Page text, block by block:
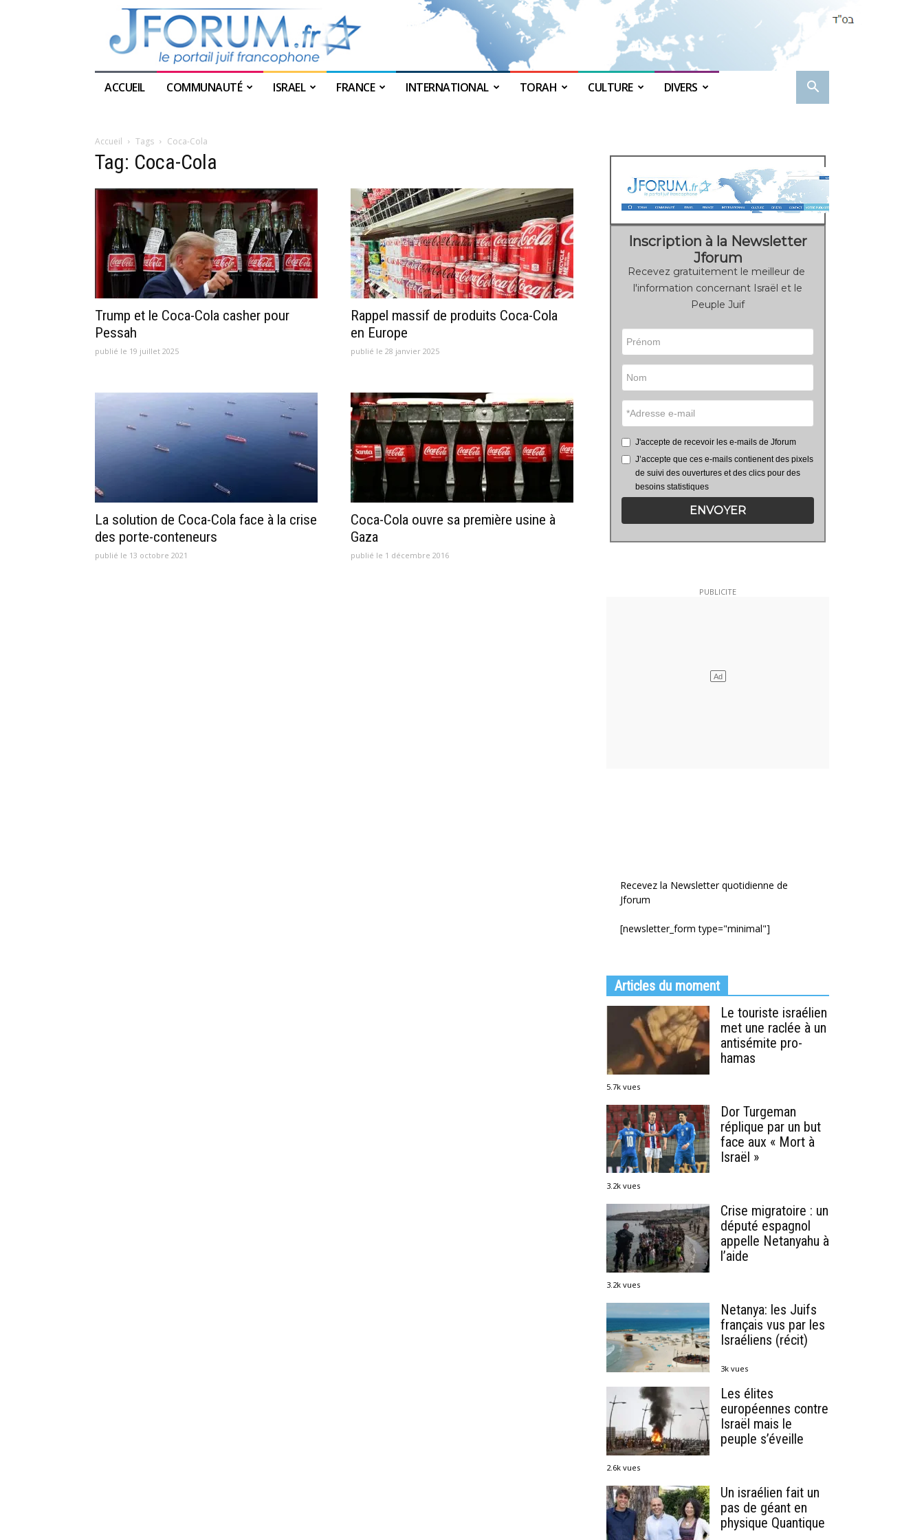
ACCUEIL COMMUNAUTÉ ISRAEL FRANCE INTERNATIONAL TORAH CULTURE DIVERS
Accueil Tags Coca-Cola
Tag: Coca-Cola
Trump et le Coca-Cola casher pour
Pessah
publié le 19 juillet 2025
Rappel massif de produits Coca-Cola
en Europe
publié le 28 janvier 2025
La solution de Coca-Cola face à la crise
des porte-conteneurs
publié le 13 octobre 2021
Coca-Cola ouvre sa première usine à
Gaza
publié le 1 décembre 2016
Inscription à la Newsletter
Jforum
Recevez gratuitement le meilleur de
l'information concernant Israël et le
Peuple Juif
J'accepte de recevoir les e-mails de Jforum
J’accepte que ces e-mails contienent des pixels
de suivi des ouvertures et des clics pour des
besoins statistiques
ENVOYER
Recevez la Newsletter quotidienne de
Jforum
[newsletter_form type="minimal"]
Articles du moment
Le touriste israélien
met une raclée à un
antisémite pro-
hamas
5.7k vues
Dor Turgeman
réplique par un but
face aux « Mort à
Israël »
3.2k vues
Crise migratoire : un
député espagnol
appelle Netanyahu à
l’aide
3.2k vues
Netanya: les Juifs
français vus par les
Israéliens (récit)
3k vues
Les élites
européennes contre
Israël mais le
peuple s’éveille
2.6k vues
Un israélien fait un
pas de géant en
physique Quantique